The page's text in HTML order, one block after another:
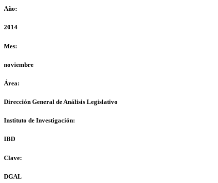
Año:
2014
Mes:
noviembre
Área:
Dirección General de Análisis Legislativo
Instituto de Investigación:
IBD
Clave:
DGAL